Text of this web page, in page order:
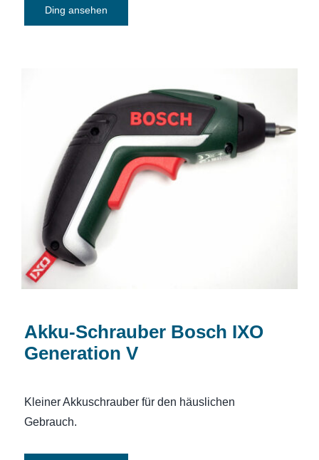
Ding ansehen
Akku-Schrauber Bosch IXO Generation
V
Akku-Schrauber Bosch IXO
Generation V
Kleiner Akkuschrauber für den häuslichen
Gebrauch.